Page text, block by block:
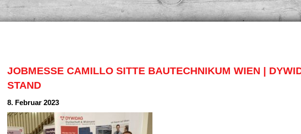
JOBMESSE CAMILLO SITTE BAUTECHNIKUM WIEN |
STAND
8. Februar 2023